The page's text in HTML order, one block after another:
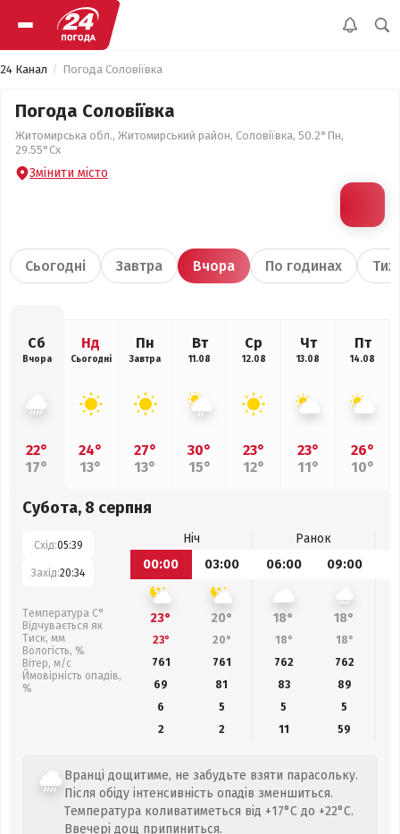
24 Канал Погода Соловіївка
Погода Соловіївка
Житомирська обл., Житомирський район, Соловіївка, 50.2°Пн,
29.55°Сх
Змінити місто
Сьогодні Завтра Вчора По годинах
Сб
Вчора
22°
17°
Нд
Сьогодні
24°
13°
Пн
Завтра
27°
13°
Вт
11.08
30°
15°
Ср
12.08
23°
12°
Чт
13.08
23°
11°
Пт
14.08
26°
10°
Субота, 8 серпня
Схід:05:39
Захід:20:34
Температура С°
Відчувається як
Тиск, мм
Вологість, %
Вітер, м/с
Ймовірність опадів,
%
Ніч
Ранок
00:00
03:00 06:00 09:00
23° 20° 18° 18°
23° 20° 18° 18°
761
761 762 762
69
81 83 89
6
5 5
5
2
2 11 59
Вранці дощитиме, не забудьте взяти парасольку.
Після обіду інтенсивність опадів зменшиться.
Температура коливатиметься від +17°C до +22°C.
Ввечері дощ припиниться.